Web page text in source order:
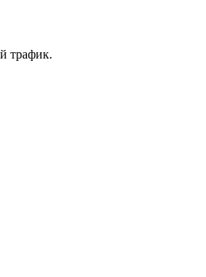
трафик.